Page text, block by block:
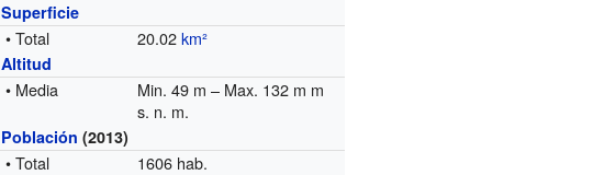
Superficie
• Total 20.02km²
Altitud
• Media
Min. 49 m – Max. 132 m m
s. n. m.
Población (2013)
• Total
1606 hab.